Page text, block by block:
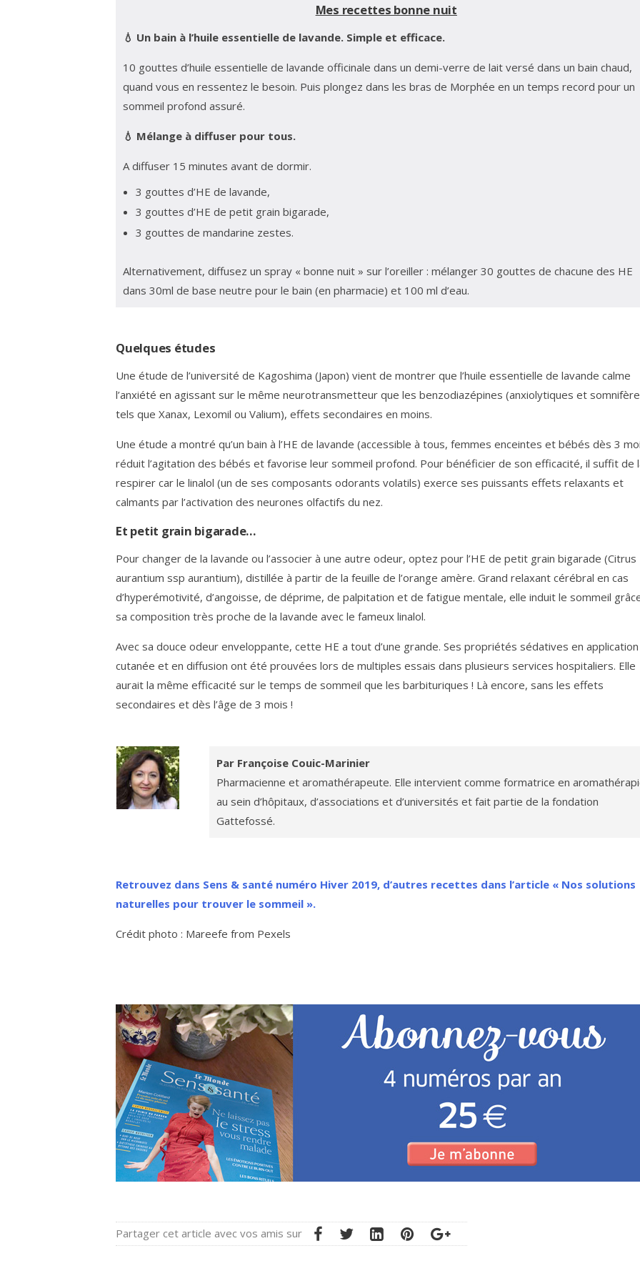
Mes recettes bonne nuit
💧 Un bain à l’huile essentielle de lavande. Simple et efficace.
10 gouttes d’huile essentielle de lavande officinale dans un demi-verre de lait versé dans un bain chaud,
quand vous en ressentez le besoin. Puis plongez dans les bras de Morphée en un temps record pour un
sommeil profond assuré.
💧 Mélange à diffuser pour tous.
A diffuser 15 minutes avant de dormir.
3 gouttes d’HE de lavande,
3 gouttes d’HE de petit grain bigarade,
3 gouttes de mandarine zestes.
Alternativement, diffusez un spray « bonne nuit » sur l’oreiller : mélanger 30 gouttes de chacune des HE
dans 30ml de base neutre pour le bain (en pharmacie) et 100 ml d’eau.
Quelques études
Une étude de l’université de Kagoshima (Japon) vient de montrer que l’huile essentielle de lavande calme
l’anxiété en agissant sur le même neurotransmetteur que les benzodiazépines (anxiolytiques et
tels que Xanax, Lexomil ou Valium), effets secondaires en moins.
Une étude a montré qu’un bain à l’HE de lavande (accessible à tous, femmes enceintes et bébés dès 3
réduit l’agitation des bébés et favorise leur sommeil profond. Pour bénéficier de son efficacité, il suffit de
respirer car le linalol (un de ses composants odorants volatils) exerce ses puissants effets relaxants et
calmants par l’activation des neurones olfactifs du nez.
Et petit grain bigarade…
Pour changer de la lavande ou l’associer à une autre odeur, optez pour l’HE de petit grain bigarade (Citrus
aurantium ssp aurantium), distillée à partir de la feuille de l’orange amère. Grand relaxant cérébral en cas
d’hyperémotivité, d’angoisse, de déprime, de palpitation et de fatigue mentale, elle induit le sommeil
sa composition très proche de la lavande avec le fameux linalol.
Avec sa douce odeur enveloppante, cette HE a tout d’une grande. Ses propriétés sédatives en application
cutanée et en diffusion ont été prouvées lors de multiples essais dans plusieurs services hospitaliers. Elle
aurait la même efficacité sur le temps de sommeil que les barbituriques ! Là encore, sans les effets
secondaires et dès l’âge de 3 mois !
Par Françoise Couic-Marinier
Pharmacienne et aromathérapeute. Elle intervient comme formatrice en
au sein d’hôpitaux, d’associations et d’universités et fait partie de la fondation
Gattefossé.
Retrouvez dans Sens & santé numéro Hiver 2019, d’autres recettes dans l’article « Nos solutions
naturelles pour trouver le sommeil ».
Crédit photo : Mareefe from Pexels
Partager cet article avec vos amis sur